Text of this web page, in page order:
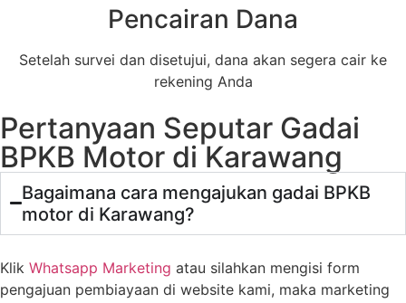
Pencairan Dana
Setelah survei dan disetujui, dana akan segera cair ke
rekening Anda
Pertanyaan Seputar Gadai
BPKB Motor di Karawang
Bagaimana cara mengajukan gadai BPKB
motor di Karawang?
Klik Whatsapp Marketing atau silahkan mengisi form
pengajuan pembiayaan di website kami, maka marketing